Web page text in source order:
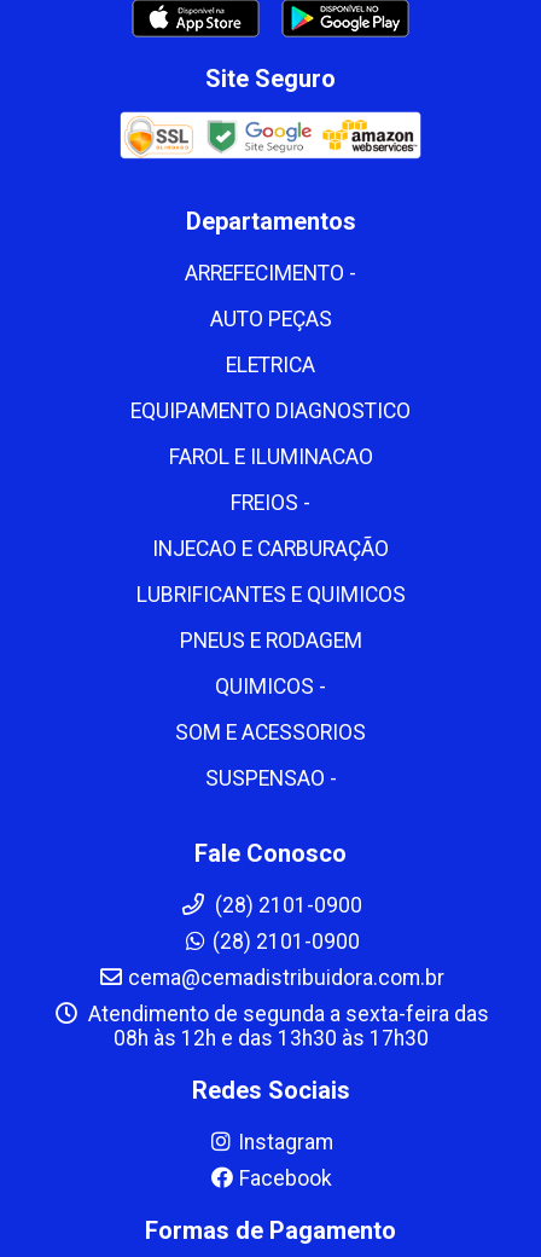
Site Seguro
Departamentos
ARREFECIMENTO -
AUTO PEÇAS
ELETRICA
EQUIPAMENTO DIAGNOSTICO
FAROL E ILUMINACAO
FREIOS -
INJECAO E CARBURAÇÃO
LUBRIFICANTES E QUIMICOS
PNEUS E RODAGEM
QUIMICOS -
SOM E ACESSORIOS
SUSPENSAO -
Fale Conosco
(28) 2101-0900
(28) 2101-0900
cema@cemadistribuidora.com.br
Atendimento de segunda a sexta-feira das
08h às 12h e das 13h30 às 17h30
Redes Sociais
Instagram
Facebook
Formas de Pagamento